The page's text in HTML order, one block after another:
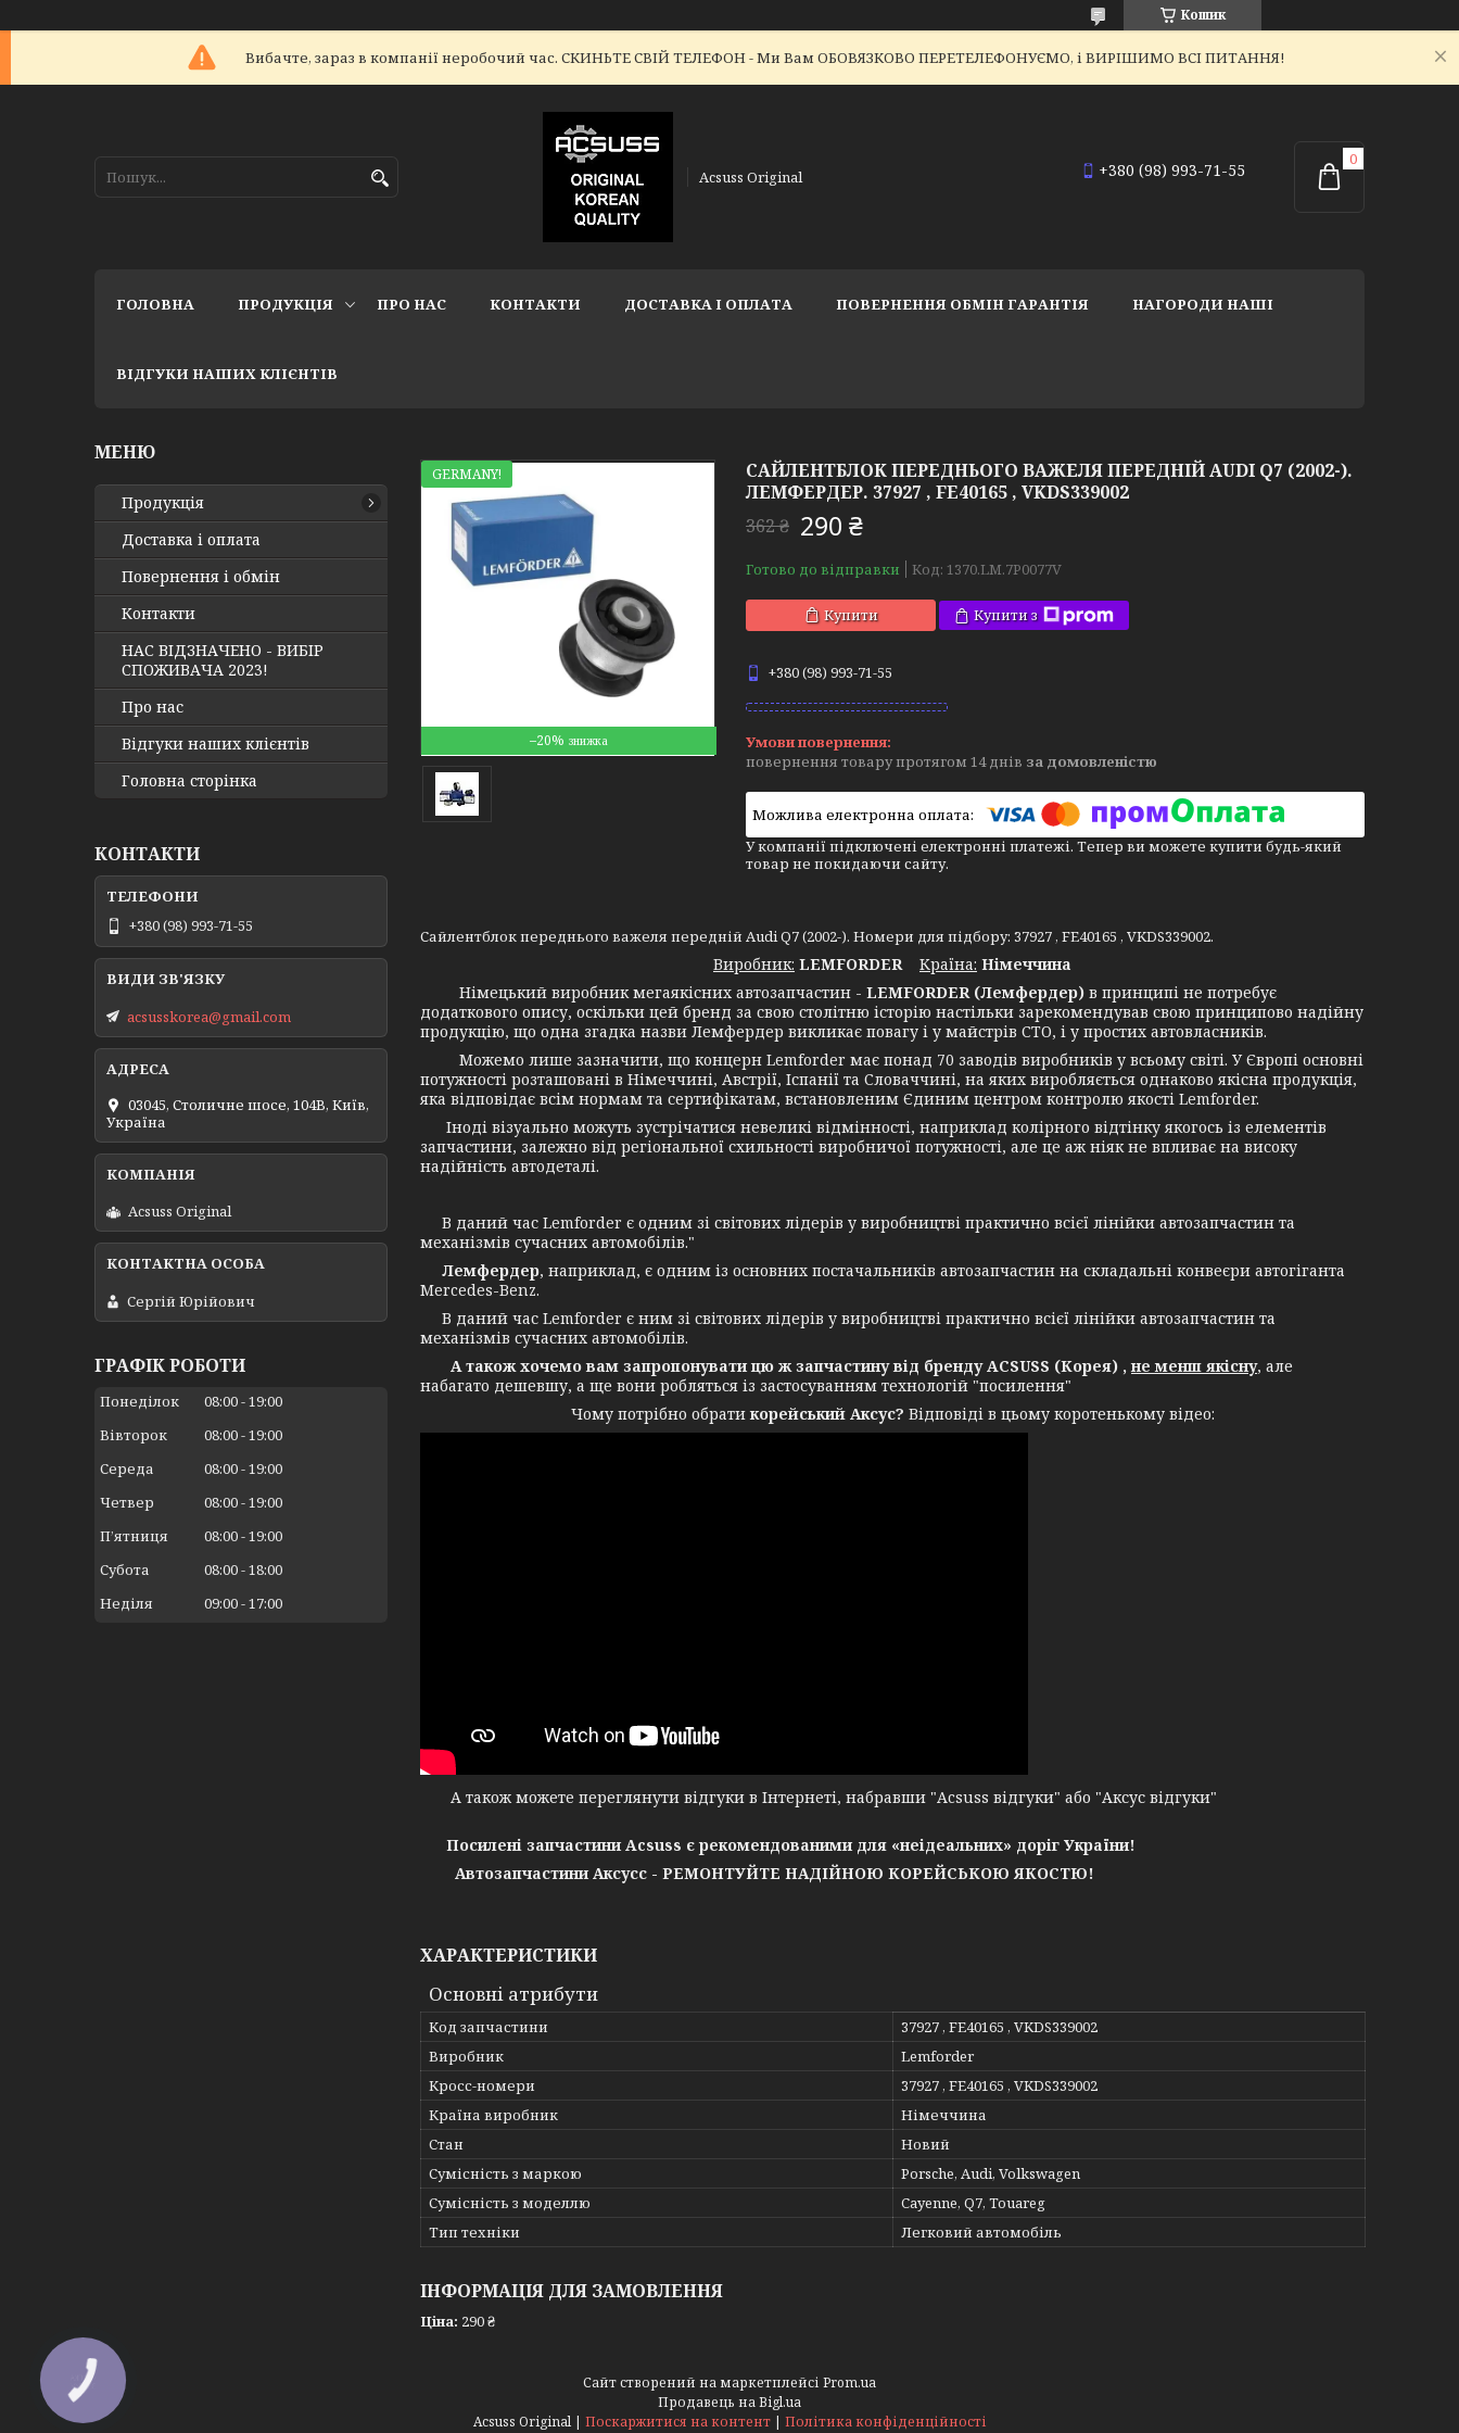
Кошик
Вибачте, зараз в компанії неробочий час. СКИНЬТЕ СВІЙ ТЕЛЕФОН - Ми Вам ОБОВЯЗКОВО ПЕРЕТЕЛЕФОНУЄМО, і ВИРІШИМО ВСІ ПИТАННЯ!
Acsuss Original +380 (98) 993-71-55
ГОЛОВНА ПРОДУКЦІЯ ПРО НАС КОНТАКТИ ДОСТАВКА І ОПЛАТА ПОВЕРНЕННЯ ОБМІН ГАРАНТІЯ НАГОРОДИ НАШІ
ВІДГУКИ НАШИХ КЛІЄНТІВ
–20%
GERMANY!
САЙЛЕНТБЛОК ПЕРЕДНЬОГО ВАЖЕЛЯ ПЕРЕДНІЙ AUDI Q7 (2002-).
ЛЕМФЕРДЕР. 37927 , FE40165 , VKDS339002
362 ₴ 290 ₴
Готово до відправки Код: 1370.LM.7P0077V
Купити Купити з
+380 (98) 993-71-55
повернення товару протягом 14 днів за домовленістю
У компанії підключені електронні платежі. Тепер ви можете купити будь-який
товар не покидаючи сайту.
Сайлентблок переднього важеля передній Audi Q7 (2002-). Номери для підбору: 37927 , FE40165 , VKDS339002.
Виробник: LEMFORDER Крaїна: Німеччина
Німецький виробник мегаякісних автозапчастин - LEMFORDER (Лемфердер) в принципі не потребує
додаткового опису, оскільки цей бренд за свою столітню історію настільки зарекомендував свою принципово надійну
продукцію, що одна згадка назви Лемфердер викликає повагу і у майстрів СТО, і у простих автовласників.
Можемо лише зазначити, що концерн Lemforder має понад 70 заводів виробників у всьому світі. У Європі основні
потужності розташовані в Німеччині, Австрії, Іспанії та Словаччині, на яких виробляється однаково якісна продукція,
яка відповідає всім нормам та сертифікатам, встановленим Єдиним центром контролю якості Lemforder.
Іноді візуально можуть зустрічатися невеликі відмінності, наприклад колірного відтінку якогось із елементів
запчастини, залежно від регіональної схильності виробничої потужності, але це аж ніяк не впливає на високу
надійність автодеталі.
В даний час Lemforder є одним зі світових лідерів у виробництві практично всієї лінійки автозапчастин та
механізмів сучасних автомобілів."
Лемфердер, наприклад, є одним із основних постачальників автозапчастин на складальні конвеєри автогіганта
Mercedes-Benz.
В даний час Lemforder є ним зі світових лідерів у виробництві практично всієї лінійки автозапчастин та
механізмів сучасних автомобілів.
А також хочемо вам запропонувати цю ж запчастину від бренду ACSUSS (Корея) ,не менш якісну, але
набагато дешевшу, а ще вони робляться із застосуванням технологій "посилення"
Чому потрібно обратикорейський Аксус? Відповіді в цьому коротенькому відео:
А також можете переглянути відгуки в Інтернеті, набравши "Acsuss відгуки" або "Аксус відгуки"
Посилені запчастини Acsuss є рекомендованими для «неідеальних» доріг України!
Автозапчастини Аксусс - РЕМОНТУЙТЕ НАДІЙНОЮ КОРЕЙСЬКОЮ ЯКОСТЮ!
ХАРАКТЕРИСТИКИ
Основні атрибути
Код запчастини
37927 , FE40165 , VKDS339002
Виробник
Lemforder
Кросс-номери
37927 , FE40165 , VKDS339002
Країна виробник
Німеччина
Стан
Новий
Сумісність з маркою
Porsche, Audi, Volkswagen
Сумісність з моделлю
Cayenne, Q7, Touareg
Тип техніки
Легковий автомобіль
ІНФОРМАЦІЯ ДЛЯ ЗАМОВЛЕННЯ
Ціна: 290 ₴
Продукція
Доставка і оплата
Повернення і обмін
Контакти
НАС ВІДЗНАЧЕНО - ВИБІР
СПОЖИВАЧА 2023!
Про нас
Відгуки наших клієнтів
Головна сторінка
КОНТАКТИ
+380 (98) 993-71-55
acsusskorea@gmail.com
03045, Столичне шосе, 104B, Київ,
Україна
Acsuss Original
Сергій Юрійович
ГРАФІК РОБОТИ
Понеділок 08:00 19:00
Вівторок
08:00 19:00
Середа
08:00 19:00
Четвер
08:00 19:00
Пʼятниця
08:00 19:00
Субота
08:00 18:00
Неділя
09:00 17:00
Сайт створений на маркетплейсі Prom.ua
Продавець на Bigl.ua
Acsuss Original | Поскаржитися на контент | Політика конфіденційності
КНОПКА
ЗВ'ЯЗКУ